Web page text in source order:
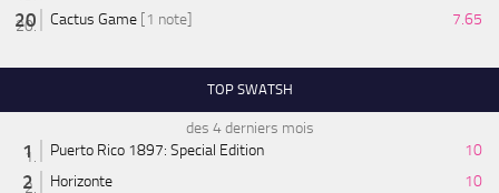
Cactus Game [1 note] 7.65
TOP SWATSH
des 4 derniers mois
Puerto Rico 1897: Special Edition
10
Horizonte
10